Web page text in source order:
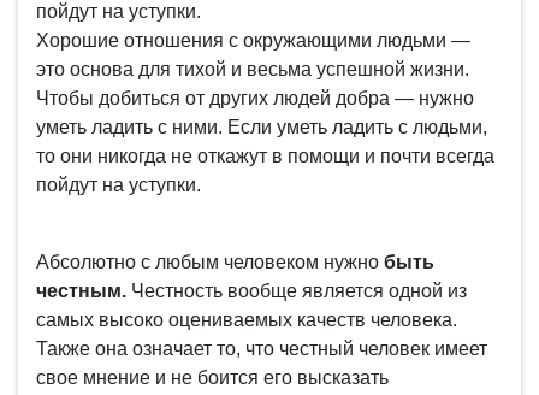
пойдут на уступки.
Хорошие отношения с окружающими людьми —
это основа для тихой и весьма успешной жизни.
Чтобы добиться от других людей добра — нужно
уметь ладить с ними. Если уметь ладить с людьми,
то они никогда не откажут в помощи и почти всегда
пойдут на уступки.
Абсолютно с любым человеком нужно быть
честным. Честность вообще является одной из
самых высоко оцениваемых качеств человека.
Также она означает то, что честный человек имеет
свое мнение и не боится его высказать